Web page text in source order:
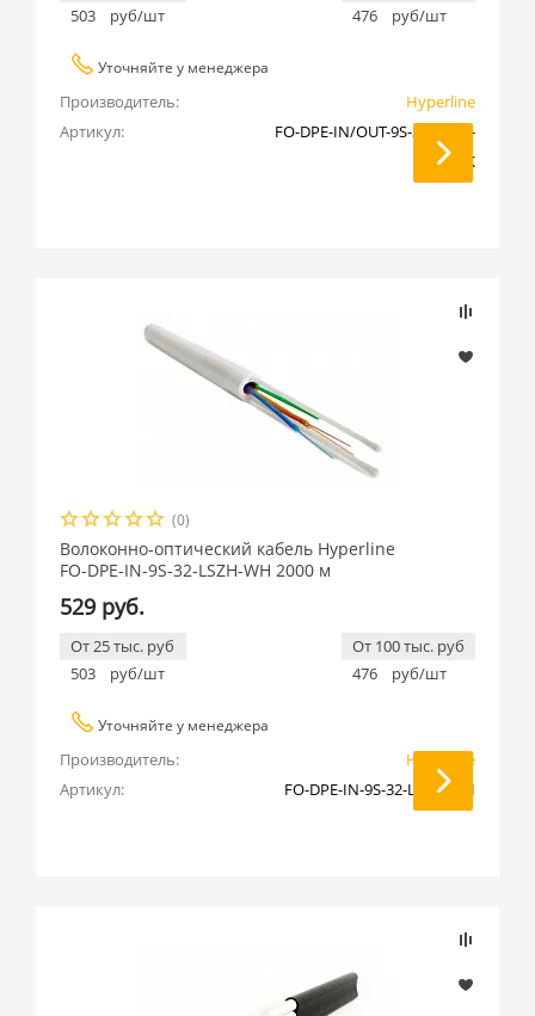
503
руб/шт
476
руб/шт
Уточняйте у менеджера
Производитель:
Hyperline
Артикул:
FO-DPE-IN/OUT-9S-32-LSZH-
BK
(0)
Волоконно-оптический кабель Hyperline
FO-DPE-IN-9S-32-LSZH-WH 2000 м
529 руб.
От 25 тыс. руб
503
руб/шт
От 100 тыс. руб
476
руб/шт
Уточняйте у менеджера
Производитель:
Hyperline
Артикул:
FO-DPE-IN-9S-32-LSZH-WH